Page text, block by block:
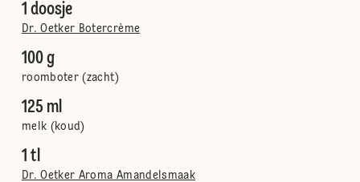
1 doosje
Dr. Oetker Botercrème
100 g
roomboter (zacht)
125 ml
melk (koud)
1 tl
Dr. Oetker Aroma Amandelsmaak